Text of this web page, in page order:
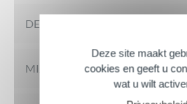
DE PRODUCTEN IN DIT PAKKET
MIJN PRODUCT IN DETAIL
Deze site maakt
cookies en geeft u
wat u wilt